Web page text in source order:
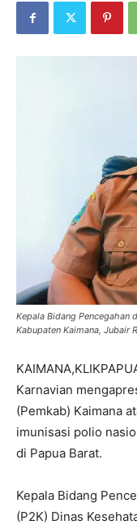
Kepala Bidang Pencegahan
Kabupaten Kaimana, Jubair
Karnavian
(Pemkab) Kaimana
imunisasi polio
di Papua Barat.
Kepala Bidang
(P2K) Dinas